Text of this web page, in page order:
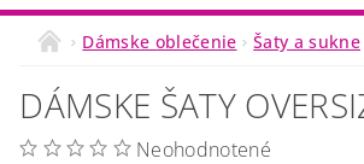
Dámske oblečenie Šaty a sukne
DÁMSKE ŠATY
Neohodnotené